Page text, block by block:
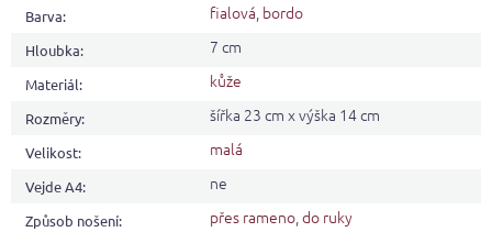
Barva: fialová, bordo
Hloubka: 7 cm
Materiál: kůže
Rozměry: šířka 23 cm x výška 14 cm
Velikost: malá
Vejde A4: ne
Způsob nošení: přes rameno,do ruky